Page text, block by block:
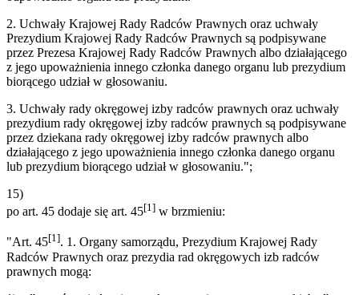
2. Uchwały Krajowej Rady Radców Prawnych oraz uchwały
Prezydium Krajowej Rady Radców Prawnych są podpisywane
przez Prezesa Krajowej Rady Radców Prawnych albo działającego
z jego upoważnienia innego członka danego organu lub prezydium
biorącego udział w głosowaniu.
3. Uchwały rady okręgowej izby radców prawnych oraz uchwały
prezydium rady okręgowej izby radców prawnych są podpisywane
przez dziekana rady okręgowej izby radców prawnych albo
działającego z jego upoważnienia innego członka danego organu
lub prezydium biorącego udział w głosowaniu.";
15)
po art. 45 dodaje się art. 45[1] w brzmieniu:
"Art. 45[1]. 1. Organy samorządu, Prezydium Krajowej Rady
Radców Prawnych oraz prezydia rad okręgowych izb radców
prawnych mogą: